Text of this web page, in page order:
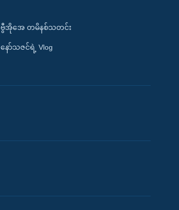
ဗွီအိုအေ တမိနစ်သတင်း
နော်သဇင်ရဲ့ Vlog